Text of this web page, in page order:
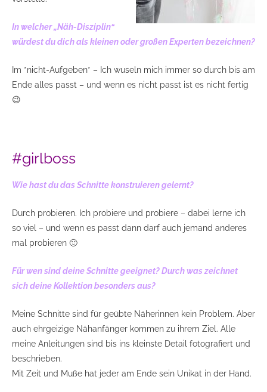
In welcher „Näh-Disziplin“
würdest du dich als kleinen oder großen Experten bezeichnen?
Im *nicht-Aufgeben* – Ich wuseln mich immer so durch bis am
Ende alles passt – und wenn es nicht passt ist es nicht fertig
😉
#girlboss
Wie hast du das Schnitte konstruieren gelernt?
Durch probieren. Ich probiere und probiere – dabei lerne ich
so viel – und wenn es passt dann darf auch jemand anderes
mal probieren 🙂
Für wen sind deine Schnitte geeignet? Durch was zeichnet
sich deine Kollektion besonders aus?
Meine Schnitte sind für geübte Näherinnen kein Problem. Aber
auch ehrgeizige Nähanfänger kommen zu ihrem Ziel. Alle
meine Anleitungen sind bis ins kleinste Detail fotografiert und
beschrieben.
Mit Zeit und Muße hat jeder am Ende sein Unikat in der Hand.